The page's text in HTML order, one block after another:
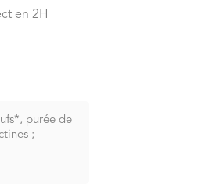
en 2H
purée de
;